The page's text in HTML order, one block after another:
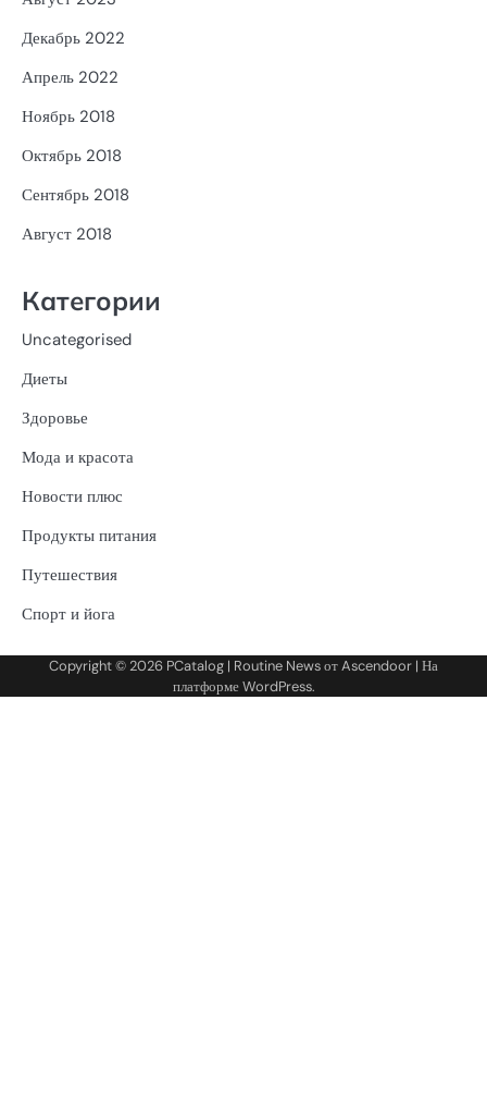
Декабрь 2022
Апрель 2022
Ноябрь 2018
Октябрь 2018
Сентябрь 2018
Август 2018
Категории
Uncategorised
Диеты
Здоровье
Мода и красота
Новости плюс
Продукты питания
Путешествия
Спорт и йога
Copyright © 2026 PCatalog | Routine News отAscendoor | На
платформеWordPress.